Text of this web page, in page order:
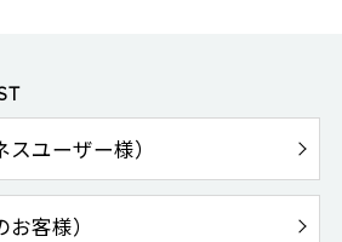
ユーザー様）
客様）